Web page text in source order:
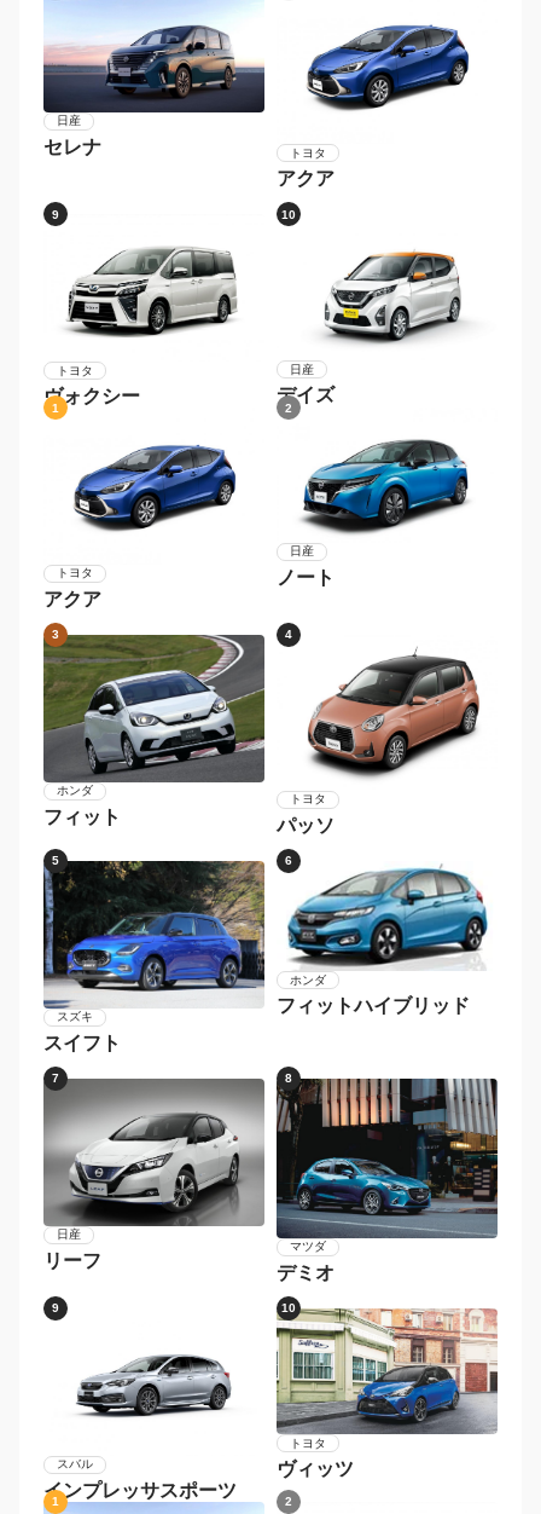
日産
セレナ トヨタ
アクア
9
トヨタ
ヴォクシー
10
日産
デイズ
1
トヨタ
アクア
2
日産
ノート
3
ホンダ
フィット
4
トヨタ
パッソ
5
スズキ
スイフト
6
ホンダ
フィットハイブリッド
7
日産
リーフ
8
マツダ
デミオ
9
スバル
インプレッサスポーツ
10
トヨタ
ヴィッツ
1 2